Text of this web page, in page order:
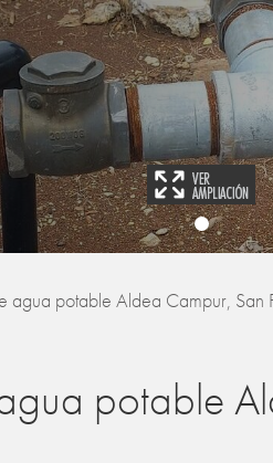
agua potable Aldea Campur, San
potable